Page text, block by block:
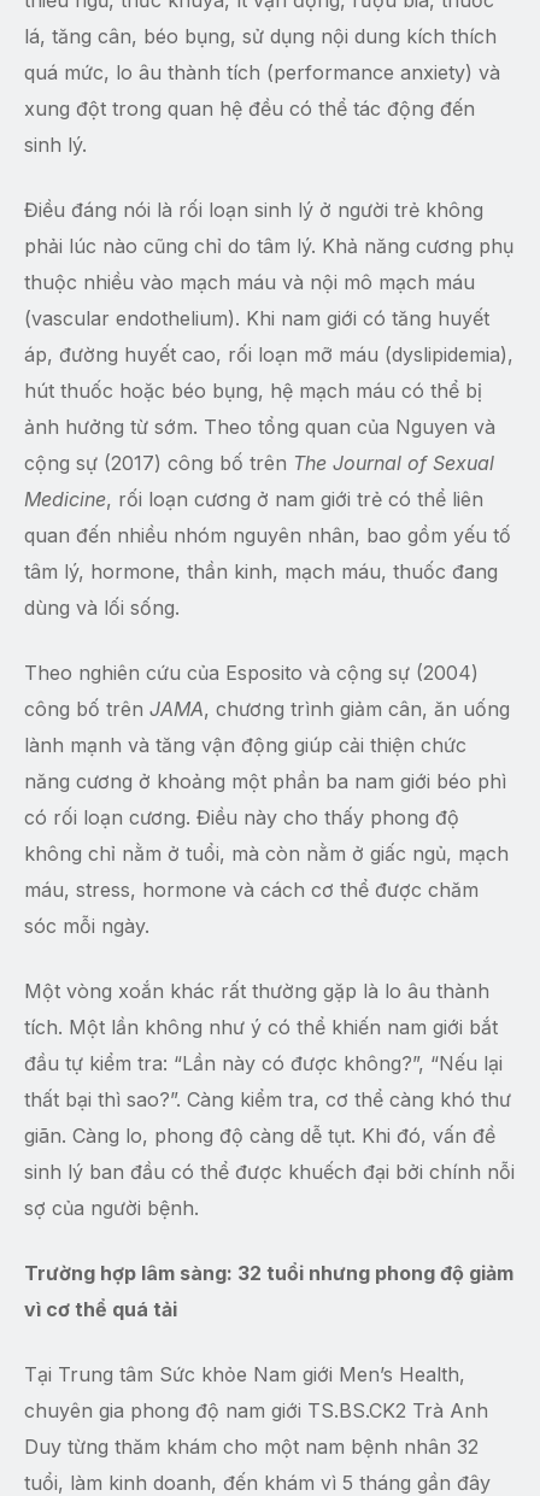
lá, tăng cân, béo bụng, sử dụng nội dung kích thích
quá mức, lo âu thành tích (performance anxiety) và
xung đột trong quan hệ đều có thể tác động đến
sinh lý.
Điều đáng nói là rối loạn sinh lý ở người trẻ không
phải lúc nào cũng chỉ do tâm lý. Khả năng cương phụ
thuộc nhiều vào mạch máu và nội mô mạch máu
(vascular endothelium). Khi nam giới có tăng huyết
áp, đường huyết cao, rối loạn mỡ máu (dyslipidemia),
hút thuốc hoặc béo bụng, hệ mạch máu có thể bị
ảnh hưởng từ sớm. Theo tổng quan của Nguyen và
cộng sự (2017) công bố trên The Journal of Sexual
Medicine, rối loạn cương ở nam giới trẻ có thể liên
quan đến nhiều nhóm nguyên nhân, bao gồm yếu tố
tâm lý, hormone, thần kinh, mạch máu, thuốc đang
dùng và lối sống.
Theo nghiên cứu của Esposito và cộng sự (2004)
công bố trên JAMA, chương trình giảm cân, ăn uống
lành mạnh và tăng vận động giúp cải thiện chức
năng cương ở khoảng một phần ba nam giới béo phì
có rối loạn cương. Điều này cho thấy phong độ
không chỉ nằm ở tuổi, mà còn nằm ở giấc ngủ, mạch
máu, stress, hormone và cách cơ thể được chăm
sóc mỗi ngày.
Một vòng xoắn khác rất thường gặp là lo âu thành
tích. Một lần không như ý có thể khiến nam giới bắt
đầu tự kiểm tra: “Lần này có được không?”, “Nếu lại
thất bại thì sao?”. Càng kiểm tra, cơ thể càng khó thư
giãn. Càng lo, phong độ càng dễ tụt. Khi đó, vấn đề
sinh lý ban đầu có thể được khuếch đại bởi chính nỗi
sợ của người bệnh.
Trường hợp lâm sàng: 32 tuổi nhưng phong độ giảm
vì cơ thể quá tải
Tại Trung tâm Sức khỏe Nam giới Men’s Health,
chuyên gia phong độ nam giới TS.BS.CK2 Trà Anh
Duy từng thăm khám cho một nam bệnh nhân 32
tuổi, làm kinh doanh, đến khám vì 5 tháng gần đây